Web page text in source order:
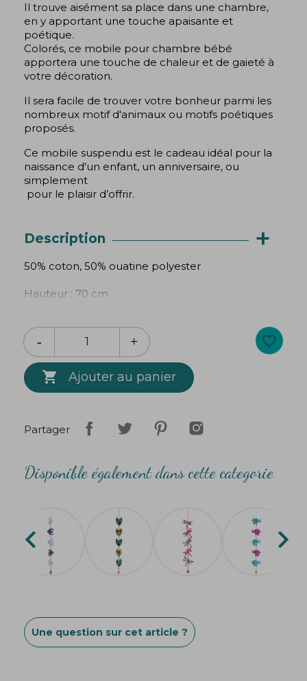
Il trouve aisément sa place dans une chambre,
en y apportant une touche apaisante et
poétique.
Colorés, ce mobile pour chambre bébé
apportera une touche de chaleur et de gaieté à
votre décoration.
Il sera facile de trouver votre bonheur parmi les
nombreux motif d'animaux ou motifs poétiques
proposés.
Ce mobile suspendu est le cadeau idéal pour la
naissance d'un enfant, un anniversaire, ou
simplement
pour le plaisir d’offrir.
Description +
50% coton, 50% ouatine polyester
Hauteur : 70 cm
enfants. A placer en hauteur.
Création Bibop &Lula
 Ajouter au panier
favorite_border
Partager
Disponible également dans cette categorie
 
Une question sur cet article ?